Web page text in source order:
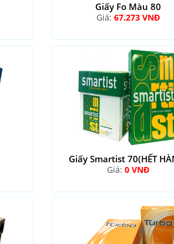
Giấy Fo Màu 80
Giá:67.273 VNĐ
Giấy Smartist 70(HẾT
Giá:0 VNĐ